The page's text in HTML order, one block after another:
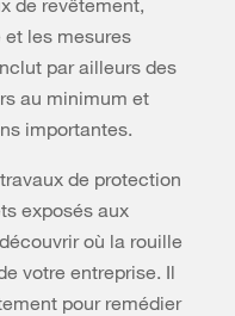
de revêtement,
et les mesures
par ailleurs des
au minimum et
importantes.
de protection
exposés aux
où la rouille
votre entreprise. Il
pour remédier